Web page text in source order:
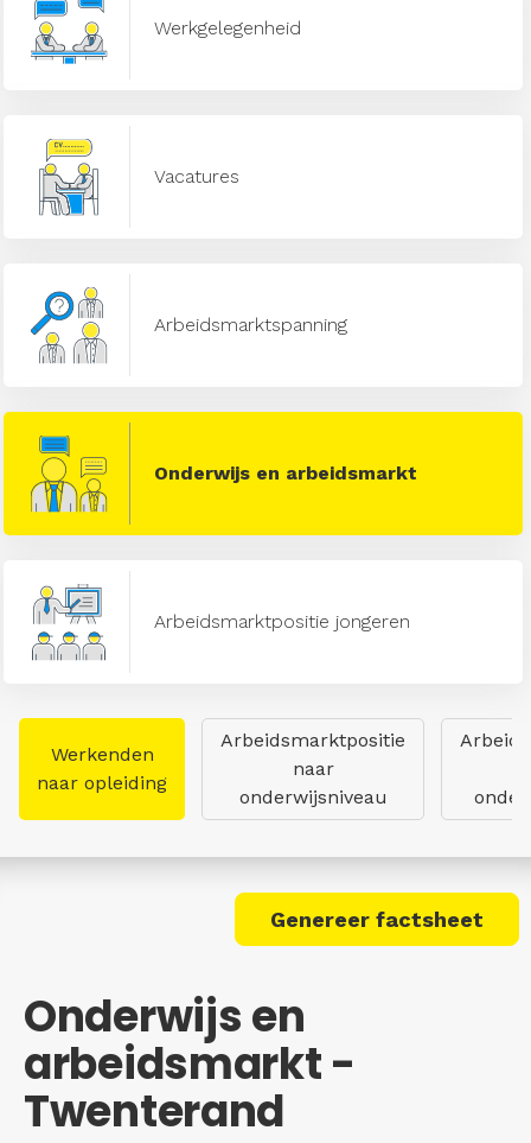
Werkgelegenheid
Vacatures
Arbeidsmarktspanning
Onderwijs en arbeidsmarkt
Arbeidsmarktpositie jongeren
Werkenden
naar opleiding
Arbeidsmarktpositie
naar
onderwijsniveau
Genereer factsheet
Onderwijs en
arbeidsmarkt -
Twenterand